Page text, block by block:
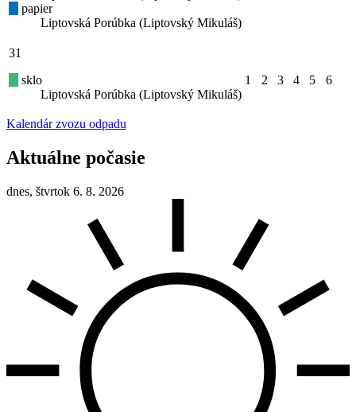
papier
Liptovská Porúbka (Liptovský Mikuláš)
31
sklo
Liptovská Porúbka (Liptovský Mikuláš)
1 2 3 4 5 6
Kalendár zvozu odpadu
Aktuálne počasie
dnes, štvrtok 6. 8. 2026